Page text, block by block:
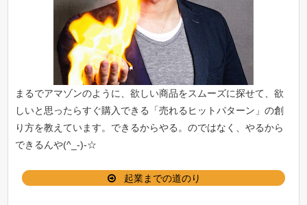
まるでアマゾンのように、欲しい商品をスムーズに探せて、欲
しいと思ったらすぐ購入できる「売れるヒットパターン 」の創
り方を教えています。できるからやる。のではなく、やるから
できるんや(^_-)-☆
起業までの道のり